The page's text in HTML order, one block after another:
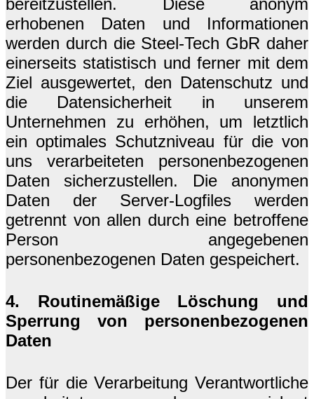
bereitzustellen. Diese anonym
erhobenen Daten und Informationen
werden durch die Steel-Tech GbR daher
einerseits statistisch und ferner mit dem
Ziel ausgewertet, den Datenschutz und
die Datensicherheit in unserem
Unternehmen zu erhöhen, um letztlich
ein optimales Schutzniveau für die von
uns verarbeiteten personenbezogenen
Daten sicherzustellen. Die anonymen
Daten der Server-Logfiles werden
getrennt von allen durch eine betroffene
Person angegebenen
personenbezogenen Daten gespeichert.
4. Routinemäßige Löschung und
Sperrung von personenbezogenen
Daten
Der für die Verarbeitung Verantwortliche